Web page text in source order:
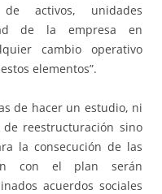
activos, unidades
de la empresa en
cambio operativo
elementos”.
de hacer un estudio, ni
reestructuración sino
la consecución de las
con el plan serán
acuerdos sociales